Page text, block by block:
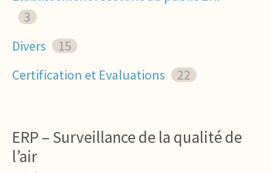
3
Divers
15
Certification et Evaluations
22
ERP – Surveillance de la qualité de
l’air